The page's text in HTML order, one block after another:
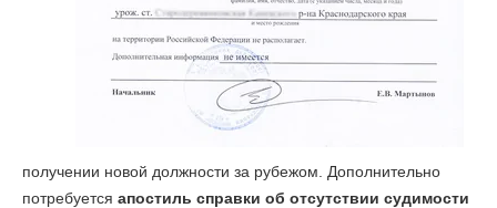
получении новой должности за рубежом. Дополнительно
потребуется апостиль справки об отсутствии судимости